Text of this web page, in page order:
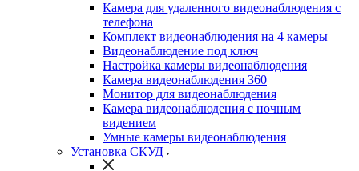
Камера для удаленного видеонаблюдения с
телефона
Комплект видеонаблюдения на 4 камеры
Видеонаблюдение под ключ
Настройка камеры видеонаблюдения
Камера видеонаблюдения 360
Монитор для видеонаблюдения
Камера видеонаблюдения с ночным
видением
Умные камеры видеонаблюдения
Установка СКУД